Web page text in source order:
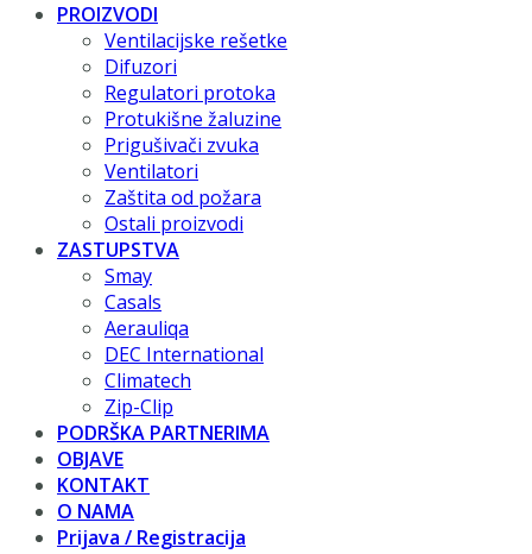
PROIZVODI
Ventilacijske rešetke
Difuzori
Regulatori protoka
Protukišne žaluzine
Prigušivači zvuka
Ventilatori
Zaštita od požara
Ostali proizvodi
ZASTUPSTVA
Smay
Casals
Aerauliqa
DEC International
Climatech
Zip-Clip
PODRŠKA PARTNERIMA
OBJAVE
KONTAKT
O NAMA
Prijava / Registracija